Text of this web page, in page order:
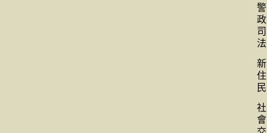
警
政
司
法
新
住
民
社
會